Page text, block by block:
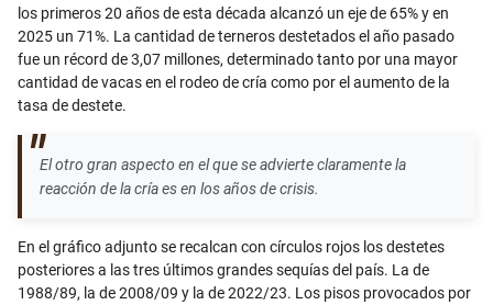
los primeros 20 años de esta década alcanzó un eje de 65% y en
2025 un 71%. La cantidad de terneros destetados el año pasado
fue un récord de 3,07 millones, determinado tanto por una mayor
cantidad de vacas en el rodeo de cría como por el aumento de la
tasa de destete.
El otro gran aspecto en el que se advierte claramente la
reacción de la cría es en los años de crisis.
En el gráfico adjunto se recalcan con círculos rojos los destetes
posteriores a las tres últimos grandes sequías del país. La de
1988/89, la de 2008/09 y la de 2022/23. Los pisos provocados por